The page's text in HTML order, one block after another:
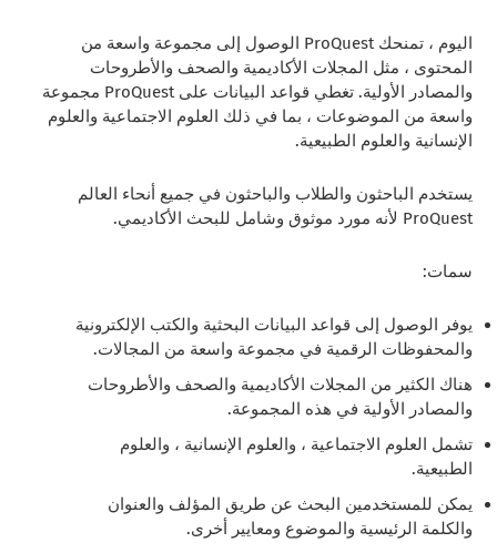
اليوم ، تمنحك ProQuest الوصول إلى مجموعة واسعة من
المحتوى ، مثل المجلات الأكاديمية والصحف والأطروحات
والمصادر الأولية. تغطي قواعد البيانات على ProQuest مجموعة
واسعة من الموضوعات ، بما في ذلك العلوم الاجتماعية والعلوم
الإنسانية والعلوم الطبيعية.
يستخدم الباحثون والطلاب والباحثون في جميع أنحاء العالم
ProQuest لأنه مورد موثوق وشامل للبحث الأكاديمي.
سمات:
يوفر الوصول إلى قواعد البيانات البحثية والكتب الإلكترونية
والمحفوظات الرقمية في مجموعة واسعة من المجالات.
هناك الكثير من المجلات الأكاديمية والصحف والأطروحات
والمصادر الأولية في هذه المجموعة.
تشمل العلوم الاجتماعية ، والعلوم الإنسانية ، والعلوم
الطبيعية.
يمكن للمستخدمين البحث عن طريق المؤلف والعنوان
والكلمة الرئيسية والموضوع ومعايير أخرى.